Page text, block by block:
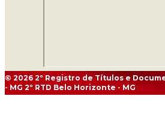
© 2026 2º Registro de Títulos e
- MG 2º RTD Belo Horizonte - MG